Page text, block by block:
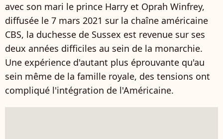
avec son mari le prince Harry et Oprah Winfrey,
diffusée le 7 mars 2021 sur la chaîne américaine
CBS, la duchesse de Sussex est revenue sur ses
deux années difficiles au sein de la monarchie.
Une expérience d'autant plus éprouvante qu'au
sein même de la famille royale, des tensions ont
compliqué l'intégration de l'Américaine.